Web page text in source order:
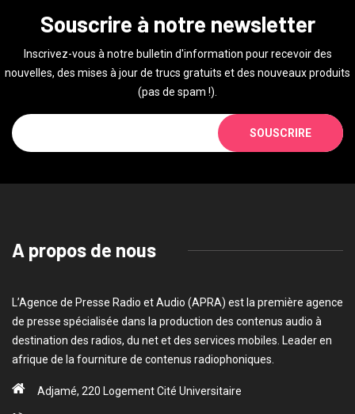
Souscrire à notre newsletter
Inscrivez-vous à notre bulletin d'information pour recevoir des
nouvelles, des mises à jour de trucs gratuits et des nouveaux produits
(pas de spam !).
SOUSCRIRE
A propos de nous
L’Agence de Presse Radio et Audio (APRA) est la première agence
de presse spécialisée dans la production des contenus audio à
destination des radios, du net et des services mobiles. Leader en
afrique de la fourniture de contenus radiophoniques.
Adjamé, 220 Logement Cité Universitaire